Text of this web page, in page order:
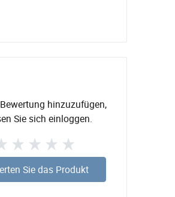
hinzuzufügen,
Sie sich einloggen.
Sie das Produkt